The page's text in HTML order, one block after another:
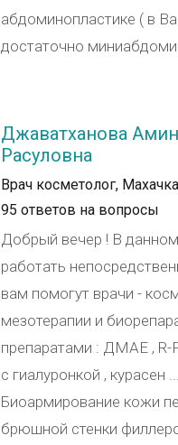
абдоминопластике ( в
достаточно
Джаватханова
Расуловна
Врач косметолог,
95 ответов на вопросы
Добрый вечер ! В
работать
вам помогут врачи -
мезотерапии и
препаратами : ДМАЕ , R-
с гиалуронкой , курасен
Биоармирование кожи
брюшной стенки